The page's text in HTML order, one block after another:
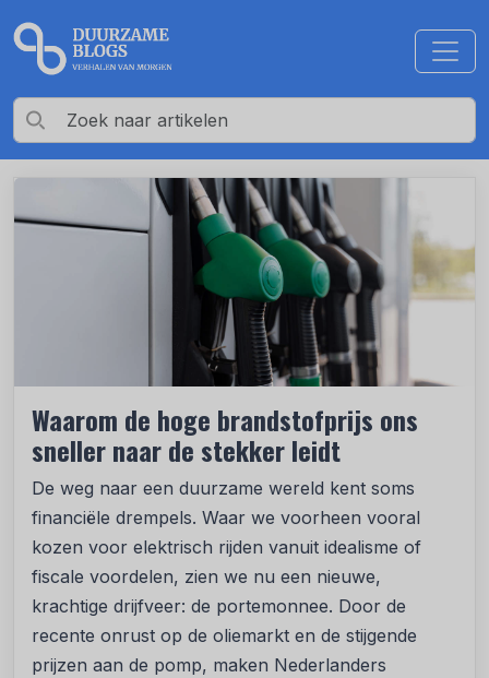
Waarom de hoge brandstofprijs ons
sneller naar de stekker leidt
De weg naar een duurzame wereld kent soms
financiële drempels. Waar we voorheen vooral
kozen voor elektrisch rijden vanuit idealisme of
fiscale voordelen, zien we nu een nieuwe,
krachtige drijfveer: de portemonnee. Door de
recente onrust op de oliemarkt en de stijgende
prijzen aan de pomp, maken Nederlanders